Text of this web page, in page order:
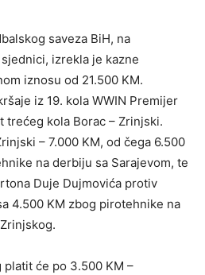
saveza BiH, na
izrekla je kazne
iznosu od 21.500 KM.
iz 19. kola WWIN Premijer
trećeg kola Borac – Zrinjski.
– 7.000 KM, od čega 6.500
na derbiju sa Sarajevom, te
Duje Dujmovića protiv
4.500 KM zbog pirotehnike na
će po 3.500 KM –